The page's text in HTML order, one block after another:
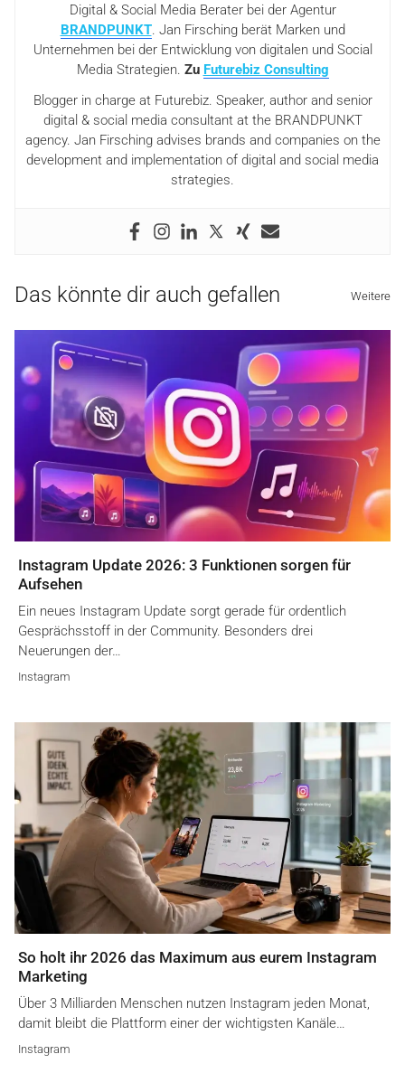
Digital & Social Media Berater bei der Agentur
BRANDPUNKT. Jan Firsching berät Marken und
Unternehmen bei der Entwicklung von digitalen und Social
Media Strategien. Zu Futurebiz Consulting
Blogger in charge at Futurebiz. Speaker, author and senior
digital & social media consultant at the BRANDPUNKT
agency. Jan Firsching advises brands and companies on the
development and implementation of digital and social media
strategies.
Das könnte dir auch gefallen Weitere
Instagram Update 2026: 3 Funktionen sorgen für
Aufsehen
Ein neues Instagram Update sorgt gerade für ordentlich
Gesprächsstoff in der Community. Besonders drei
Neuerungen der…
Instagram
So holt ihr 2026 das Maximum aus eurem Instagram
Marketing
Über 3 Milliarden Menschen nutzen Instagram jeden Monat,
damit bleibt die Plattform einer der wichtigsten Kanäle…
Instagram